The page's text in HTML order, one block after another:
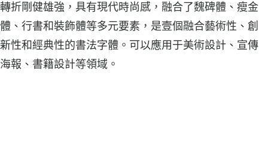
轉折剛健雄強，具有現代時尚感，融合了魏碑體、瘦金
體、行書和裝飾體等多元要素，是壹個融合藝術性、創
新性和經典性的書法字體。可以應用于美術設計、宣傳
海報、書籍設計等領域。